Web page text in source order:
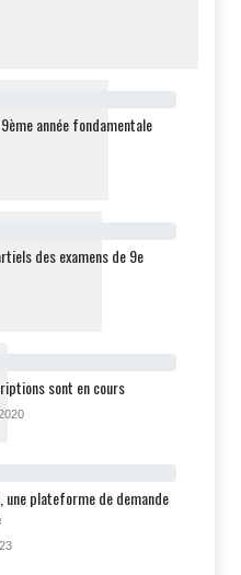
année fondamentale
des examens de 9e
sont en cours
une plateforme de demande